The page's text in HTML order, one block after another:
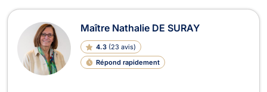
Maître Nathalie DE SURAY
4.3 (23 avis)
Répond rapidement